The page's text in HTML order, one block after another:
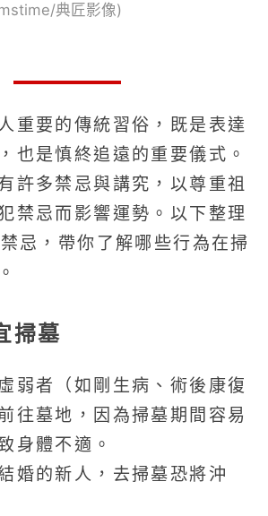
典匠影像)
重要的傳統習俗，既是表達
也是慎終追遠的重要儀式。
許多禁忌與講究，以尊重祖
禁忌而影響運勢。以下整理
忌，帶你了解哪些行為在掃
掃墓
弱者（如剛生病、術後康復
往墓地，因為掃墓期間容易
身體不適。
婚的新人，去掃墓恐將沖